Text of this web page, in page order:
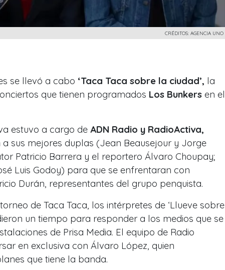
CRÉDITOS: AGENCIA UNO
se llevó a cabo ‘Taca Taca sobre la ciudad’, la
que tienen programados Los Bunkers en el
estuvo a cargo de ADN Radio y RadioActiva,
a sus mejores duplas (Jean Beausejour y Jorge
Patricio Barrera y el reportero Álvaro Choupay;
Luis Godoy) para que se enfrentaran con
Durán, representantes del grupo penquista.
de Taca Taca, los intérpretes de ‘Llueve sobre
un tiempo para responder a los medios que se
de Prisa Media. El equipo de Radio
en exclusiva con Álvaro López, quien
que tiene la banda.